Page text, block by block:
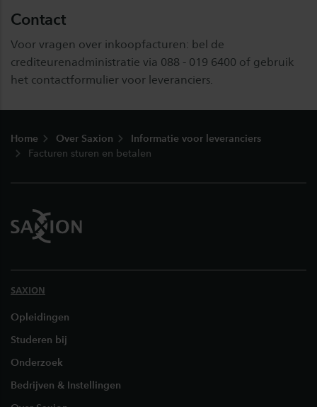
Contact
Voor vragen over inkoopfacturen: bel de
crediteurenadministratie via 088 - 019 6400 of gebruik
het contactformulier voor leveranciers.
Home Over Saxion
Informatie voor leveranciers
Facturen sturen en betalen
SAXION
Opleidingen
Studeren bij
Onderzoek
Bedrijven & Instellingen